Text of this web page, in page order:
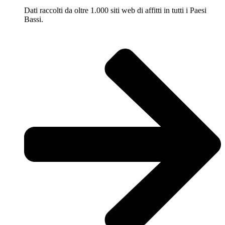
Dati raccolti da oltre 1.000 siti web di affitti in tutti i Paesi
Bassi.